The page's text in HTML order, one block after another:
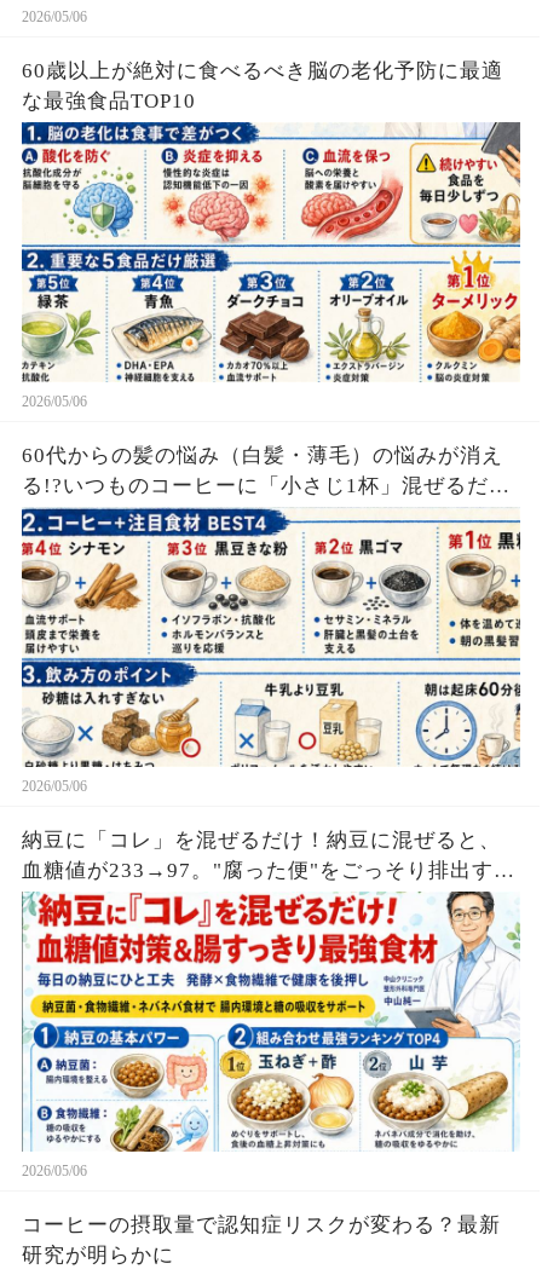
2026/05/06
60歳以上が絶対に食べるべき脳の老化予防に最適
な最強食品TOP10
2026/05/06
60代からの髪の悩み（白髪・薄毛）の悩みが消え
る!?いつものコーヒーに「小さじ1杯」混ぜるだけ
で、肝臓を若返らせ、フサフサの黒髪を取り戻す
最強の黒髪ドリンクの作り方！
2026/05/06
納豆に「コレ」を混ぜるだけ！納豆に混ぜると、
血糖値が233→97。"腐った便"をごっそり排出する
食べ物TOP7
2026/05/06
コーヒーの摂取量で認知症リスクが変わる？最新
研究が明らかに